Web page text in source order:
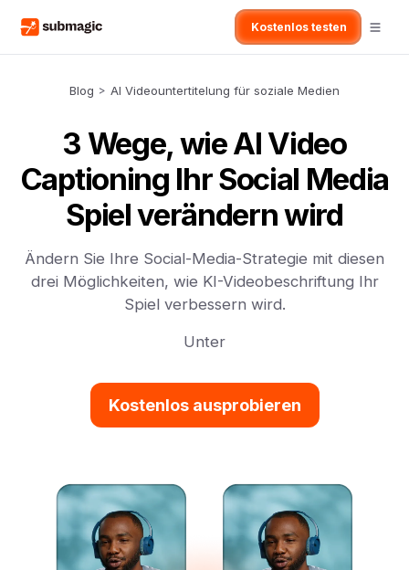
Kostenlos testen
Blog > AI Videountertitelung für soziale Medien
3 Wege, wie AI Video
Captioning Ihr Social Media
Spiel verändern wird
Ändern Sie Ihre Social-Media-Strategie mit diesen
drei Möglichkeiten, wie KI-Videobeschriftung Ihr
Spiel verbessern wird.
Unter
Kostenlos ausprobieren